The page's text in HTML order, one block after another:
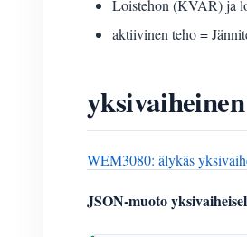
Loistehon (KVAR) ja
aktiivinen teho =
WEM3080: älykäs
JSON-muoto